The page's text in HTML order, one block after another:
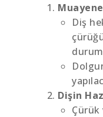
Diş
Dişin
Çürük